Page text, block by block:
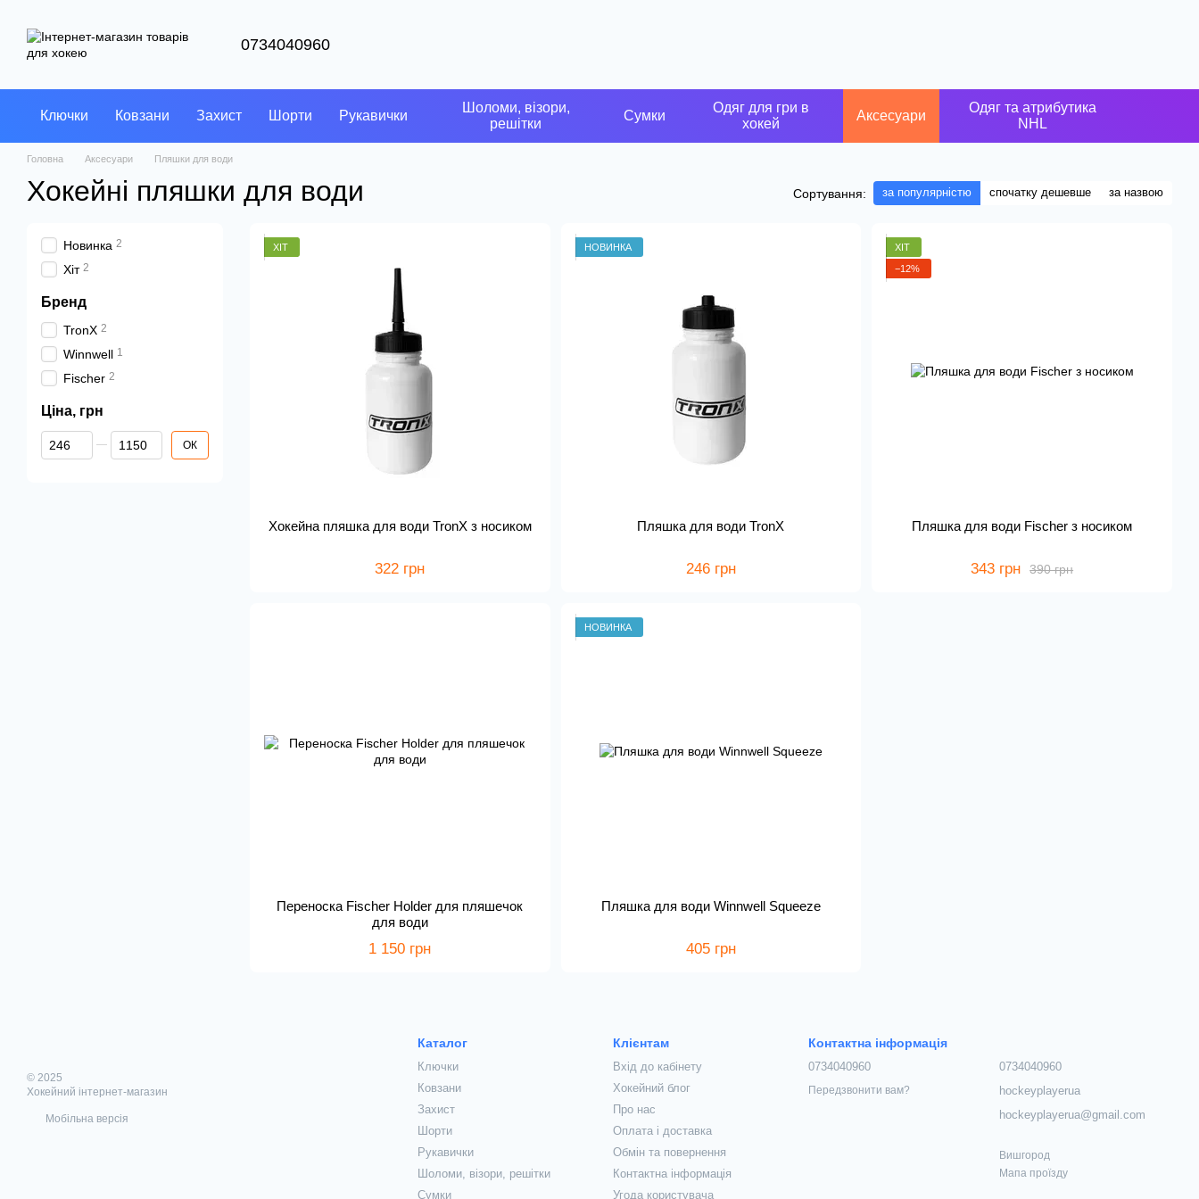
0734040960
Ключки Ковзани Захист Шорти Рукавички
Шоломи, візори,
решітки
Сумки
Одяг для гри в
хокей
Аксесуари
Одяг та атрибутика
NHL
Головна Аксесуари Пляшки для води
Хокейні пляшки для води Сортування: за популярністю спочатку дешевше за назвою
ХІТ
Хокейна пляшка для води TronX з носиком
322 грн
НОВИНКА
Пляшка для води TronX
246 грн
ХІТ
−12%
Пляшка для води Fischer з носиком
390 грн
343 грн
Переноска Fischer Holder для пляшечок
для води
1 150 грн
НОВИНКА
Пляшка для води Winnwell Squeeze
405 грн
Новинка 2
Хіт 2
Бренд
TronX 2
Winnwell 1
Fischer 2
Ціна, грн
Від Ціна, грн
До Ціна, грн ОК
© 2025
Хокейний інтернет-магазин
Мобільна версія
Каталог
Ключки
Ковзани
Захист
Шорти
Рукавички
Шоломи, візори, решітки
Сумки
Клієнтам
Вхід до кабінету
Хокейний блог
Про нас
Оплата і доставка
Обмін та повернення
Контактна інформація
Угода користувача
Контактна інформація
0734040960
Передзвонити вам?
0734040960
hockeyplayerua
hockeyplayerua@gmail.com
Вишгород
Мапа проїзду